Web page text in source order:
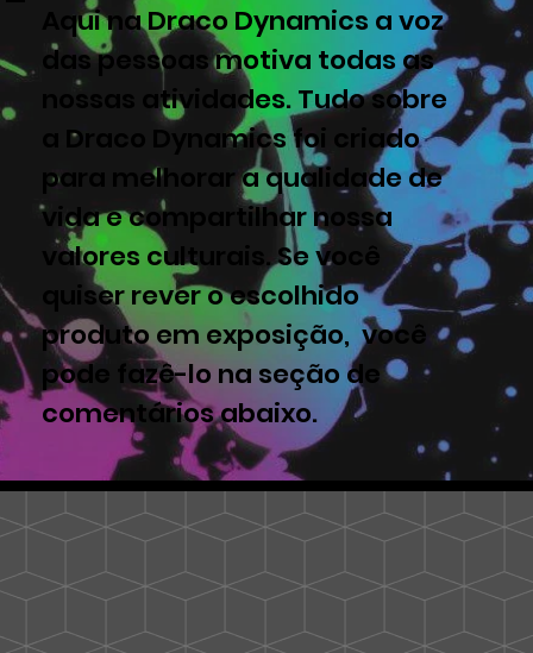
Aqui na Draco Dynamics a voz
das pessoas motiva todas as
nossas atividades. Tudo sobre
a Draco Dynamics foi criado
para melhorar a qualidade de
vida e compartilhar nossa
valores culturais. Se você
quiser rever o escolhido
produto em exposição, você
pode fazê-lo na seção de
comentários abaixo.